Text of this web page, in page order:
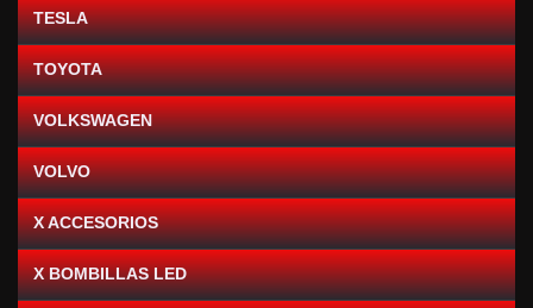
TESLA
TOYOTA
VOLKSWAGEN
VOLVO
X ACCESORIOS
X BOMBILLAS LED